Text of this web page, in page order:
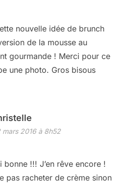
nouvelle idée de brunch
de la mousse au
gourmande ! Merci pour ce
une photo. Gros bisous
mars 2016 à 8h52
bonne !!! J’en rêve encore !
pas racheter de crème sinon